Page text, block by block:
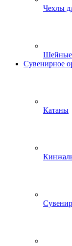
Чехлы
Сувенирное
Катаны